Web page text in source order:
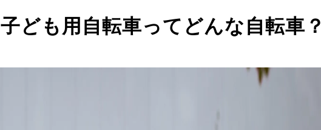
子ども用自転車ってどんな自転車？